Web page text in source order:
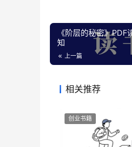
《阶层的秘密》
知
上一篇
相关推荐
创业书籍